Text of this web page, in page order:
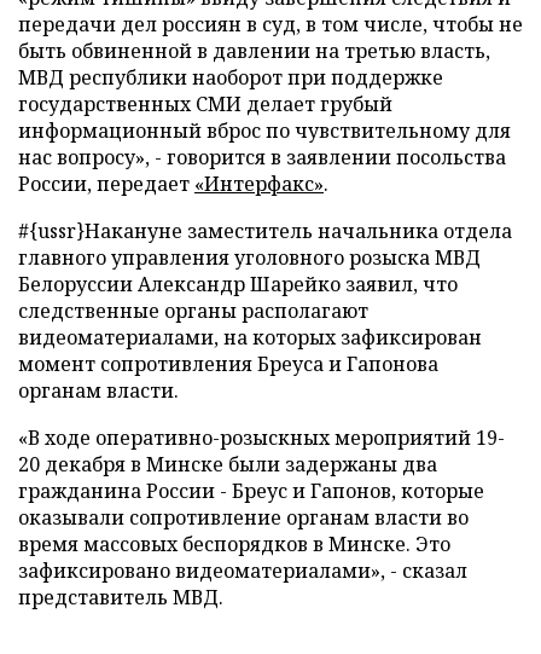
передачи дел россиян в суд, в том числе, чтобы не
быть обвиненной в давлении на третью власть,
МВД республики наоборот при поддержке
государственных СМИ делает грубый
информационный вброс по чувствительному для
нас вопросу», - говорится в заявлении посольства
России, передает «Интерфакс».
#{ussr}Накануне заместитель начальника отдела
главного управления уголовного розыска МВД
Белоруссии Александр Шарейко заявил, что
следственные органы располагают
видеоматериалами, на которых зафиксирован
момент сопротивления Бреуса и Гапонова
органам власти.
«В ходе оперативно-розыскных мероприятий 19-
20 декабря в Минске были задержаны два
гражданина России - Бреус и Гапонов, которые
оказывали сопротивление органам власти во
время массовых беспорядков в Минске. Это
зафиксировано видеоматериалами», - сказал
представитель МВД.